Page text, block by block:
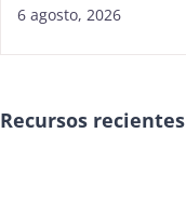
6 agosto, 2026
Recursos recientes